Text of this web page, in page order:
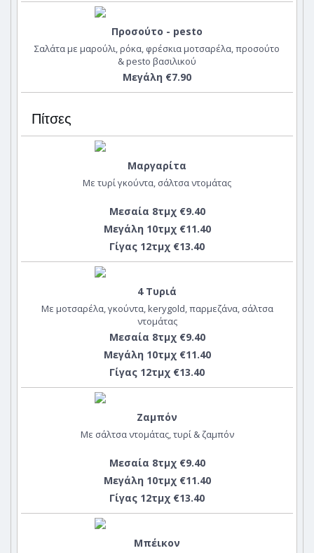
Προσούτο - pesto
Σαλάτα με μαρούλι, ρόκα, φρέσκια μοτσαρέλα, προσούτο
& pesto βασιλικού
Μεγάλη €7.90
Πίτσες
Μαργαρίτα
Με τυρί γκούντα, σάλτσα ντομάτας
Μεσαία 8τμχ €9.40
Μεγάλη 10τμχ €11.40
Γίγας 12τμχ €13.40
4 Τυριά
Με μοτσαρέλα, γκούντα, kerygold, παρμεζάνα, σάλτσα
ντομάτας
Μεσαία 8τμχ €9.40
Μεγάλη 10τμχ €11.40
Γίγας 12τμχ €13.40
Ζαμπόν
Με σάλτσα ντομάτας, τυρί & ζαμπόν
Μεσαία 8τμχ €9.40
Μεγάλη 10τμχ €11.40
Γίγας 12τμχ €13.40
Μπέικον